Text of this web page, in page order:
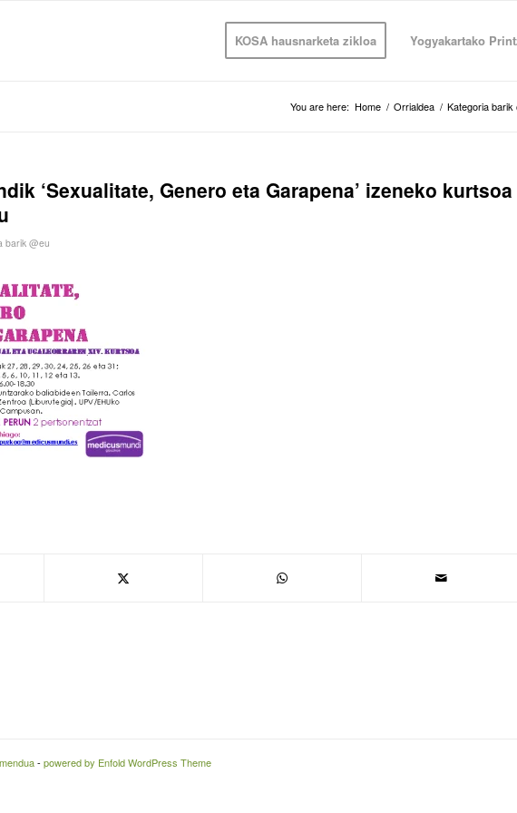
KOSA hausnarketa zikloa Yogyakartako
You are here: Home / Orrialdea / Kategoria barik
‘Sexualitate, Genero eta Garapena’ izeneko kurtsoa
barik @eu
- powered by Enfold WordPress Theme